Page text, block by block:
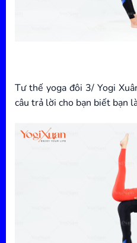
Tư thế yoga đôi 3/ Yogi
câu trả lời cho bạn biết bạn